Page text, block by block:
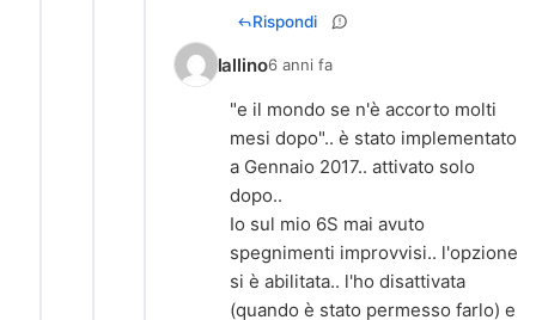
Rispondi
lallino6 anni fa
"e il mondo se n'è accorto molti
mesi dopo".. è stato implementato
a Gennaio 2017.. attivato solo
dopo..
Io sul mio 6S mai avuto
spegnimenti improvvisi.. l'opzione
si è abilitata.. l'ho disattivata
(quando è stato permesso farlo) e